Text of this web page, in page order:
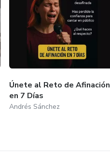
Únete al Reto de Afinación
en 7 Días
Andrés Sánchez